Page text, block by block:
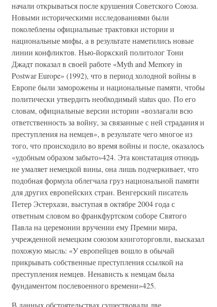
начали открываться после крушения Советского Союза.
Новыми историческими исследованиями были
поколеблены официальные трактовки истории и
национальные мифы, а в результате наметились новые
линии конфликтов. Нью-йоркский политолог Тони
Джадт показал в своей работе «Myth and Memory in
Postwar Europe» (1992), что в период холодной войны в
Европе были заморожены и национальные памяти, чтобы
политически утвердить необходимый status quo. По его
словам, официальные версии истории «возлагали всю
ответственность за войну, за связанные с ней страдания и
преступления на немцев», в результате чего многое из
того, что происходило во время войны и после, оказалось
«удобным образом забыто»424. Эта констатация отнюдь
не умаляет немецкой вины, она лишь подчеркивает, что
подобная формула облегчала груз национальной памяти
для других европейских стран. Венгерский писатель
Петер Эстерхази, выступая в октябре 2004 года с
ответным словом во франкфуртском соборе Святого
Павла на церемонии вручении ему Премии мира,
учрежденной немецким союзом книготорговли, высказал
похожую мысль: «У европейцев вошло в обычай
прикрывать собственные преступления ссылкой на
преступления немцев. Ненависть к немцам была
фундаментом послевоенного времени»425.
В данных обстоятельствах существовали две